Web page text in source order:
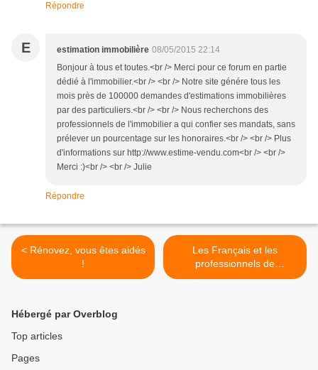
Répondre
E estimation immobilière 08/05/2015 22:14
Bonjour à tous et toutes.<br /> Merci pour ce forum en partie
dédié à l'immobilier.<br /> <br /> Notre site génére tous les
mois près de 100000 demandes d'estimations immobilières
par des particuliers.<br /> <br /> Nous recherchons des
professionnels de l'immobilier a qui confier ses mandats, sans
prélever un pourcentage sur les honoraires.<br /> <br /> Plus
d'informations sur http://www.estime-vendu.com<br /> <br />
Merci :)<br /> <br /> Julie
Répondre
< Rénovez, vous êtes aidés
!
Les Français et les
professionnels de
l’immobilier : perception,
Hébergé par Overblog
Top articles
Pages